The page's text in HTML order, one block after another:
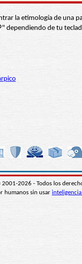
la etimología de
de tu
2001-2026 - Todos los
humanos sin usar